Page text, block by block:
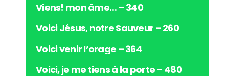
Viens! mon âme… – 340
Voici Jésus, notre Sauveur – 260
Voici venir l’orage – 364
Voici, je me tiens à la porte – 480